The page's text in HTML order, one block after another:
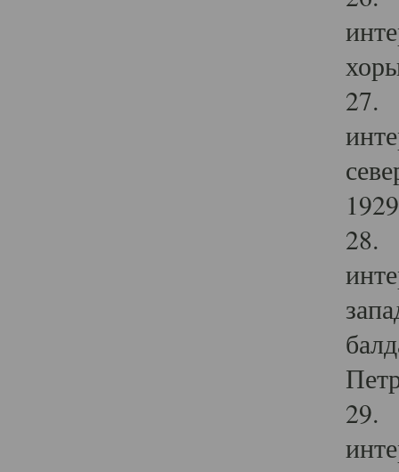
27.
28.
29.